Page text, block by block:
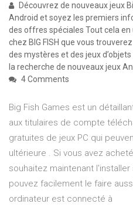
Découvrez de nouveaux jeux
Android et soyez les premiers
des offres spéciales Tout cela
chez BIG FISH que vous
des mystères et des jeux
la recherche de nouveaux jeux
4 Comments
Big Fish Games est un
aux titulaires de compte
gratuites de jeux PC qui
ultérieure . Si vous avez
souhaitez maintenant
pouvez facilement le faire
ordinateur est connecté à